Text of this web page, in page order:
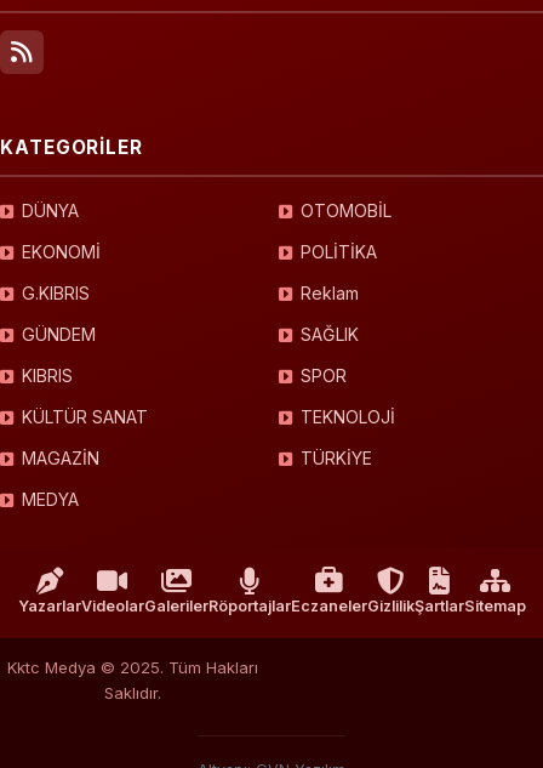
KATEGORİLER
DÜNYA
EKONOMİ
G.KIBRIS
GÜNDEM
KIBRIS
KÜLTÜR SANAT
MAGAZİN
MEDYA
OTOMOBİL
POLİTİKA
Reklam
SAĞLIK
SPOR
TEKNOLOJİ
TÜRKİYE
YazarlarVideolarGalerilerRöportajlarEczanelerGizlilikŞartlarSitemap
Kktc Medya © 2025. Tüm Hakları
Saklıdır.